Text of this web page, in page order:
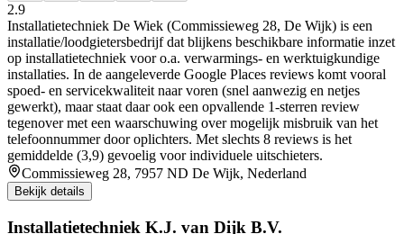
2.9
Installatietechniek De Wiek (Commissieweg 28, De Wijk) is een
installatie/loodgietersbedrijf dat blijkens beschikbare informatie inzet
op installatietechniek voor o.a. verwarmings- en werktuigkundige
installaties. In de aangeleverde Google Places reviews komt vooral
spoed- en servicekwaliteit naar voren (snel aanwezig en netjes
gewerkt), maar staat daar ook een opvallende 1-sterren review
tegenover met een waarschuwing over mogelijk misbruik van het
telefoonnummer door oplichters. Met slechts 8 reviews is het
gemiddelde (3,9) gevoelig voor individuele uitschieters.
Commissieweg 28, 7957 ND De Wijk, Nederland
Bekijk details
Installatietechniek K.J. van Dijk B.V.